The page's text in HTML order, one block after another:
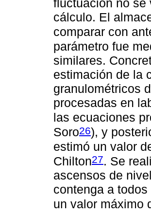
fluctuación no se
cálculo. El
comparar con
parámetro fue
similares.
estimación de la
granulométricos
procesadas en
las ecuaciones
Soro26), y
estimó un valor
Chilton27. Se
ascensos de
contenga a
un valor máximo